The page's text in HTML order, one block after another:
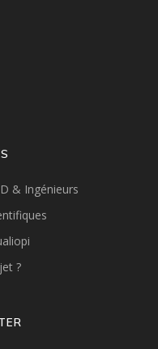
& Ingénieurs
?